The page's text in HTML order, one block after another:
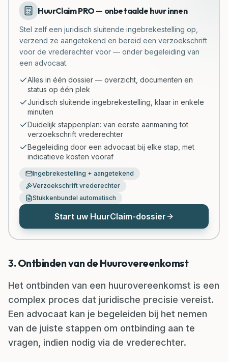
HuurClaim PRO — onbetaalde huur innen
Stel zelf een juridisch sluitende ingebrekestelling op,
verzend ze aangetekend en bereid een verzoekschrift
voor de vrederechter voor — onder begeleiding van
een advocaat.
Alles in één dossier — overzicht, documenten en
status op één plek
Juridisch sluitende ingebrekestelling, klaar in enkele
minuten
Duidelijk stappenplan: van eerste aanmaning tot
verzoekschrift vrederechter
Begeleiding door een advocaat bij elke stap, met
indicatieve kosten vooraf
Ingebrekestelling + aangetekend
Verzoekschrift vrederechter
Stukkenbundel automatisch
Start uw HuurClaim-dossier
3. Ontbinden van de Huurovereenkomst
Het ontbinden van een huurovereenkomst is een
complex proces dat juridische precisie vereist.
Een advocaat kan je begeleiden bij het nemen
van de juiste stappen om ontbinding aan te
vragen, indien nodig via de vrederechter.